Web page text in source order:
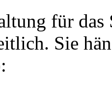
für
Sie